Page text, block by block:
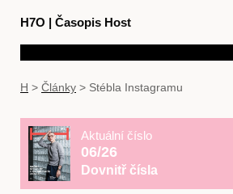
H7O | Časopis Host
H > Články > Stébla Instagramu
Aktuální číslo
06/26
Dovnitř čísla